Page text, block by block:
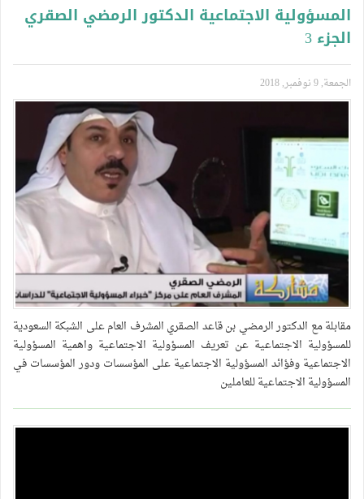
المسؤولية الاجتماعية الدكتور الرمضي الصقري
الجزء 3
الجمعة, 9 نوفمبر, 2018
مقابلة مع الدكتور الرمضي بن قاعد الصقري المشرف العام على الشبكة السعودية
للمسؤولية الاجتماعية عن تعريف المسؤولية الاجتماعية واهمية المسؤولية
الاجتماعية وفؤائد المسؤولية الاجتماعية على المؤسسات ودور المؤسسات في
المسؤولية الاجتماعية للعاملين